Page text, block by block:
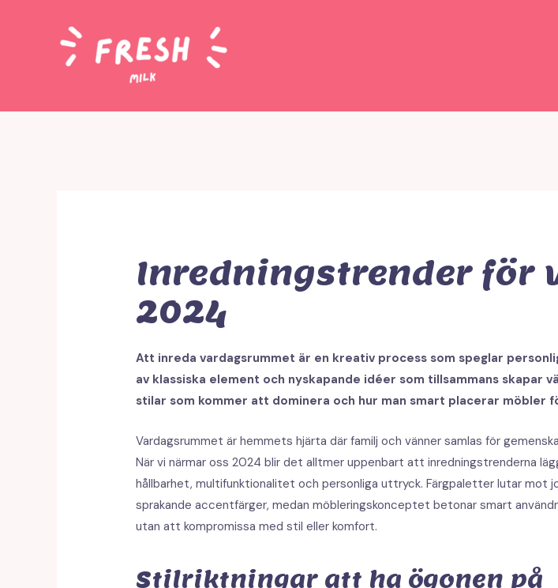
Inredningstrender för
2024
Att inreda vardagsrummet är en kreativ process som speglar
av klassiska element och nyskapande idéer som tillsammans skapar
stilar som kommer att dominera och hur man smart placerar
Vardagsrummet är hemmets hjärta där familj och vänner samlas för
När vi närmar oss 2024 blir det alltmer uppenbart att inredningstrenderna
hållbarhet, multifunktionalitet och personliga uttryck. Färgpaletter lutar mot
sprakande accentfärger, medan möbleringskonceptet betonar smart
utan att kompromissa med stil eller komfort.
Stilriktningar att ha ögonen på